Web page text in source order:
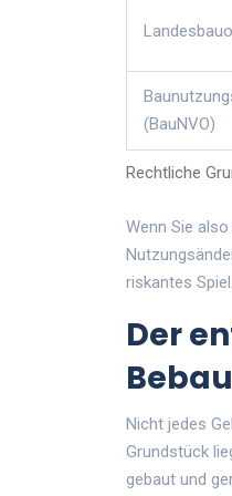
Rechtliche
(BauNVO)
Wenn Sie
riskantes
Der
Nicht jedes
Grundstück
gebaut und